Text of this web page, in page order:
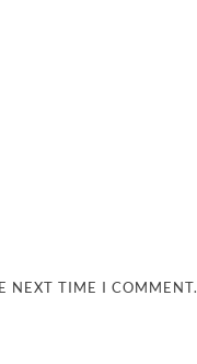
NEXT TIME I COMMENT.